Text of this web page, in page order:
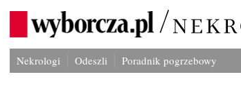
Nekrologi Odeszli Poradnik pogrzebowy